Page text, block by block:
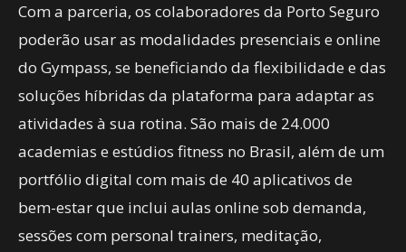
Com a parceria, os colaboradores da Porto Seguro
poderão usar as modalidades presenciais e online
do Gympass, se beneficiando da flexibilidade e das
soluções híbridas da plataforma para adaptar as
atividades à sua rotina. São mais de 24.000
academias e estúdios fitness no Brasil, além de um
portfólio digital com mais de 40 aplicativos de
bem-estar que inclui aulas online sob demanda,
sessões com personal trainers, meditação,